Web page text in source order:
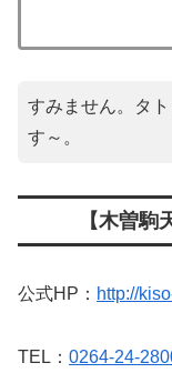
すみません。タ
す～。
【木曽
公式HP： http://
TEL： 0264-24-